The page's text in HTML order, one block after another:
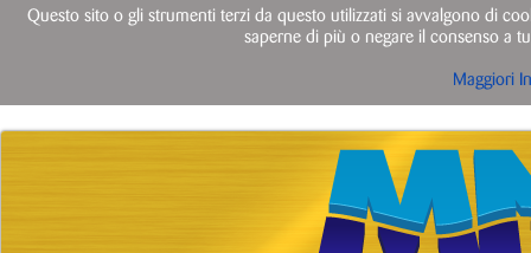
Questo sito o gli strumenti terzi da questo utilizzati si avvalgono di
saperne di più o negare il consenso a
Maggiori